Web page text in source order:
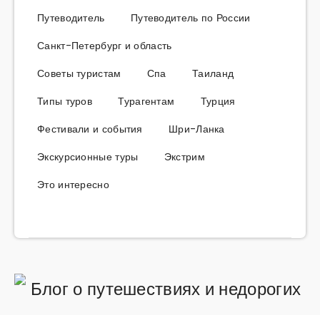
Путеводитель
Путеводитель по России
Санкт-Петербург и область
Советы туристам
Спа
Таиланд
Типы туров
Турагентам
Турция
Фестивали и события
Шри-Ланка
Экскурсионные туры
Экстрим
Это интересно